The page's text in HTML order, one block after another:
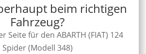
beim richtigen
Fahrzeug?
Seite für den ABARTH (FIAT) 124
Spider (Modell 348)